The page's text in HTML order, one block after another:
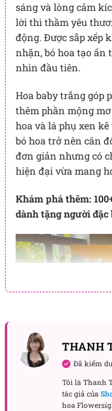
sáng và lòng cảm
lời thì thầm yêu
động. Được sắp xếp
nhặn, bó hoa tạo
nhìn đầu tiên.
Hoa baby trắng góp
thêm phần mộng
hoa và lá phụ xen
bó hoa trở nên cân
đơn giản nhưng có
hiện đại vừa mang
Khám phá thêm:
dành tặng người đặc
THANH
Đã kiểm
Tôi làThanh
tác giả của
hoa